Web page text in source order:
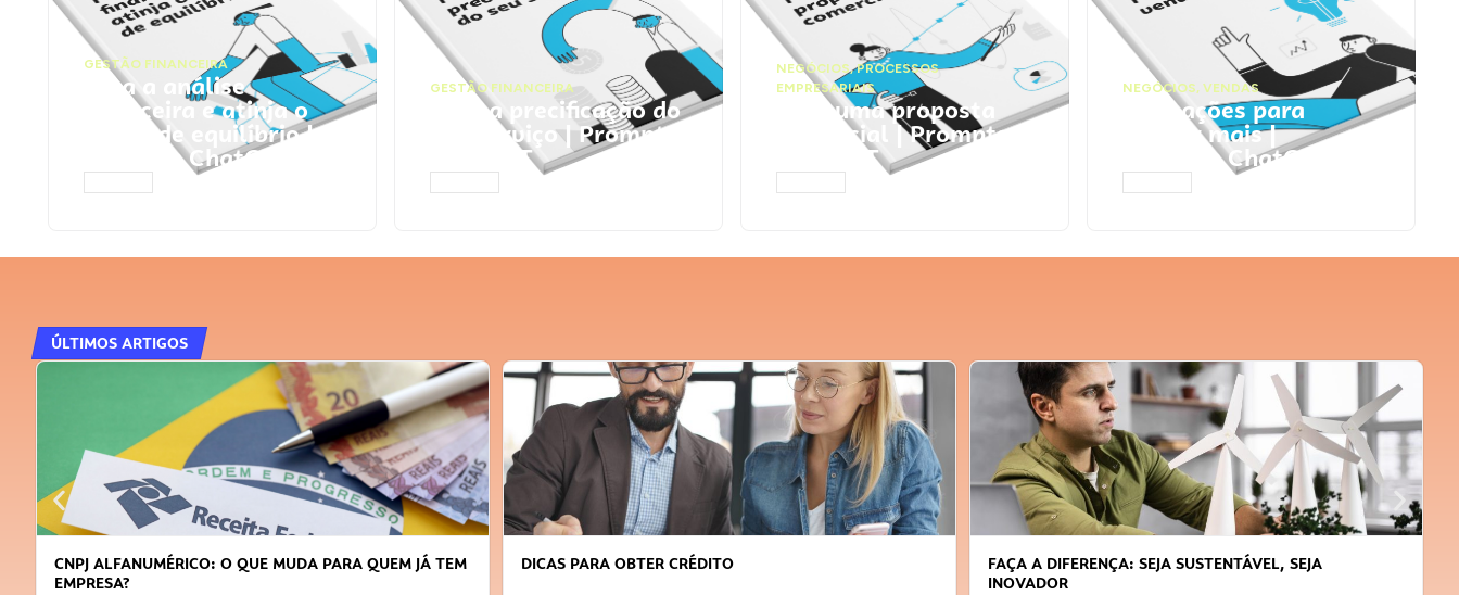
GESTÃO FINANCEIRA
Faça a análise
financeira e atinja o
ponto de equilíbrio |
Prompts ChatGPT
GESTÃO FINANCEIRA
Faça a precificação do
seu serviço | Prompts
ChatGPT
NEGÓCIOS,PROCESSOS
EMPRESARIAIS
Faça uma proposta
comercial | Prompts
ChatGPT
NEGÓCIOS, VENDAS
Faça ações para
vender mais |
Prompts ChatGPT
ÚLTIMOS ARTIGOS
CNPJ ALFANUMÉRICO: O QUE MUDA PARA QUEM JÁ TEM
EMPRESA?
DICAS PARA OBTER CRÉDITO
FAÇA A DIFERENÇA: SEJA SUSTENTÁVEL, SEJA
INOVADOR